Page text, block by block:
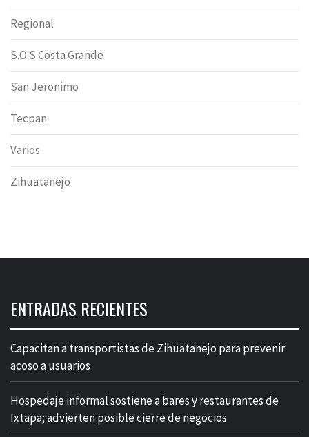
Regional
S.O.S Costa Grande
San Jeronimo
Tecpan
Varios
Zihuatanejo
ENTRADAS RECIENTES
Capacitan a transportistas de Zihuatanejo para prevenir
acoso a usuarios
Hospedaje informal sostiene a bares y restaurantes de
Ixtapa; advierten posible cierre de negocios